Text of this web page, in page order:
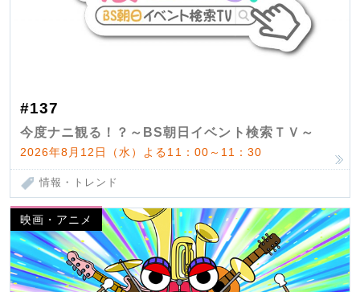
#137
今度ナニ観る！？～BS朝日イベント検索ＴＶ～
2026年8月12日（水）よる11：00～11：30
情報・トレンド
映画・アニメ